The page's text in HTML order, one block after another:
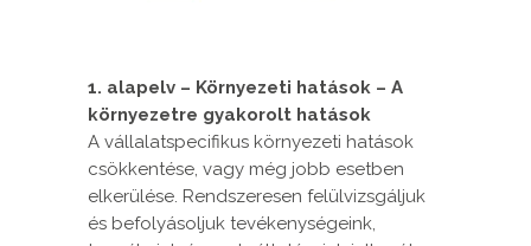
1. alapelv – Környezeti hatások – A
környezetre gyakorolt hatások
A vállalatspecifikus környezeti hatások
csökkentése, vagy még jobb esetben
elkerülése. Rendszeresen felülvizsgáljuk
és befolyásoljuk tevékenységeink,